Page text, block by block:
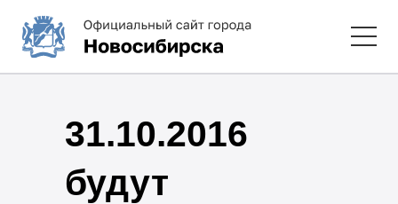
31.10.2016
будут